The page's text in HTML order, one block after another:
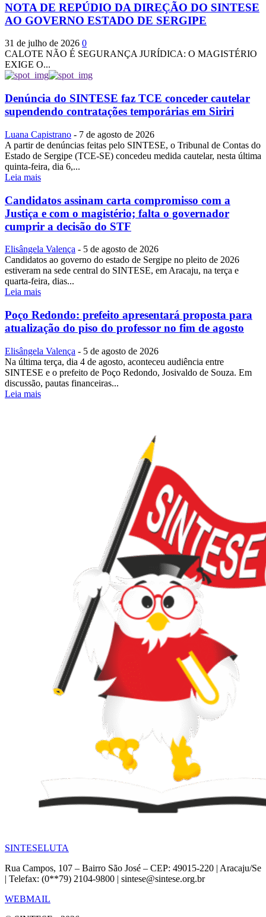
NOTA DE REPÚDIO DA DIREÇÃO DO SINTESE
AO GOVERNO ESTADO DE SERGIPE
31 de julho de 2026 0
CALOTE NÃO É SEGURANÇA JURÍDICA: O MAGISTÉRIO
EXIGE O...
Denúncia do SINTESE faz TCE conceder cautelar
supendendo contratações temporárias em Siriri
Luana Capistrano - 7 de agosto de 2026
A partir de denúncias feitas pelo SINTESE, o Tribunal de Contas do
Estado de Sergipe (TCE-SE) concedeu medida cautelar, nesta última
quinta-feira, dia 6,...
Leia mais
Candidatos assinam carta compromisso com a
Justiça e com o magistério; falta o governador
cumprir a decisão do STF
Elisângela Valença - 5 de agosto de 2026
Candidatos ao governo do estado de Sergipe no pleito de 2026
estiveram na sede central do SINTESE, em Aracaju, na terça e
quarta-feira, dias...
Leia mais
Poço Redondo: prefeito apresentará proposta para
atualização do piso do professor no fim de agosto
Elisângela Valença - 5 de agosto de 2026
Na última terça, dia 4 de agosto, aconteceu audiência entre
SINTESE e o prefeito de Poço Redondo, Josivaldo de Souza. Em
discussão, pautas financeiras...
Leia mais
SINTESELUTA
Rua Campos, 107 – Bairro São José – CEP: 49015-220 | Aracaju/Se
| Telefax: (0**79) 2104-9800 | sintese@sintese.org.br
WEBMAIL